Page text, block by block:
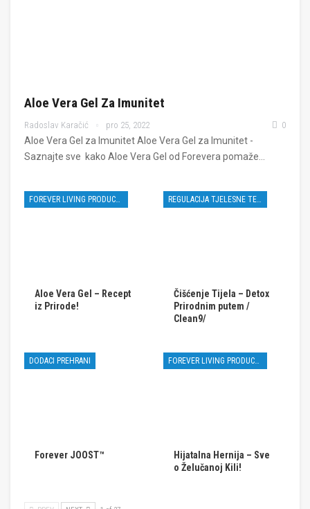
Aloe Vera Gel Za Imunitet
Radoslav Karačić pro 25, 2022 0
Aloe Vera Gel za Imunitet Aloe Vera Gel za Imunitet -
Saznajte sve kako Aloe Vera Gel od Forevera pomaže…
FOREVER LIVING PRODUCTS
Aloe Vera Gel – Recept
iz Prirode!
REGULACIJA TJELESNE TEŽINE
Čišćenje Tijela – Detox
Prirodnim putem /
Clean9/
DODACI PREHRANI
Forever JOOST™
FOREVER LIVING PRODUCTS
Hijatalna Hernija – Sve
o Želučanoj Kili!